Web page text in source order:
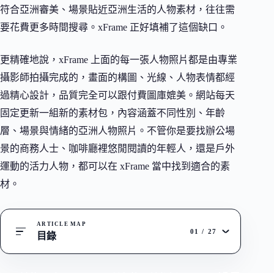
符合亞洲審美、場景貼近亞洲生活的人物素材，往往需
要花費更多時間搜尋。xFrame 正好填補了這個缺口。
更精確地說，xFrame 上面的每一張人物照片都是由專業
攝影師拍攝完成的，畫面的構圖、光線、人物表情都經
過精心設計，品質完全可以跟付費圖庫媲美。網站每天
固定更新一組新的素材包，內容涵蓋不同性別、年齡
層、場景與情緒的亞洲人物照片。不管你是要找辦公場
景的商務人士、咖啡廳裡悠閒閱讀的年輕人，還是戶外
運動的活力人物，都可以在 xFrame 當中找到適合的素
材。
ARTICLE MAP
目錄 01 / 27